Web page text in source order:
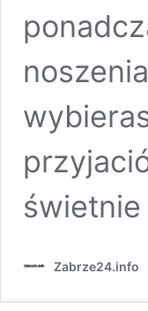
Zabrze24.info